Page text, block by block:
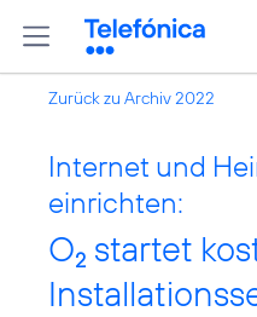
Zurück zu Archiv 2022
Internet und
einrichten:
O2 startet